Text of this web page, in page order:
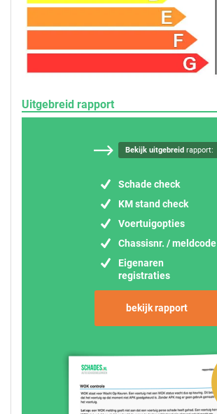
Uitgebreid rapport
Bekijk uitgebreidrapport:
Schade check
KM stand check
Voertuigopties
Chassisnr. / meldcode
Eigenaren
registraties
bekijk rapport